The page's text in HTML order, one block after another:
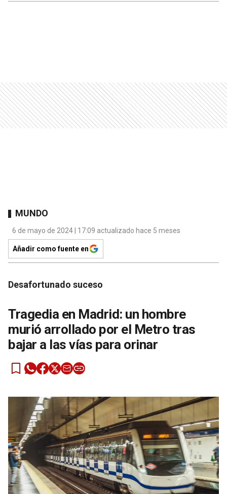
MUNDO
6 de mayo de 2024 | 17:09 actualizado hace 5 meses
Añadir como fuente en
Desafortunado suceso
Tragedia en Madrid: un hombre
murió arrollado por el Metro tras
bajar a las vías para orinar